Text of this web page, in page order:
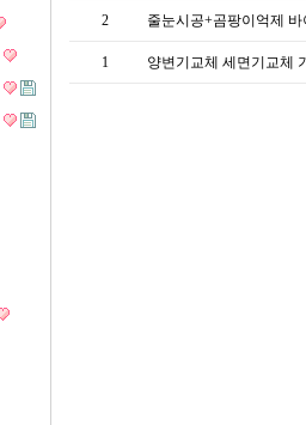
2 줄눈시공+곰팡이억제
1 양변기교체 세면기교체